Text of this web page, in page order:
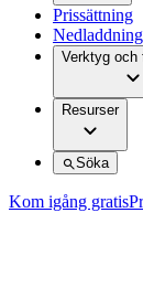
Prissättning
Verktyg och
Resurser
Söka
Kom igång gratis